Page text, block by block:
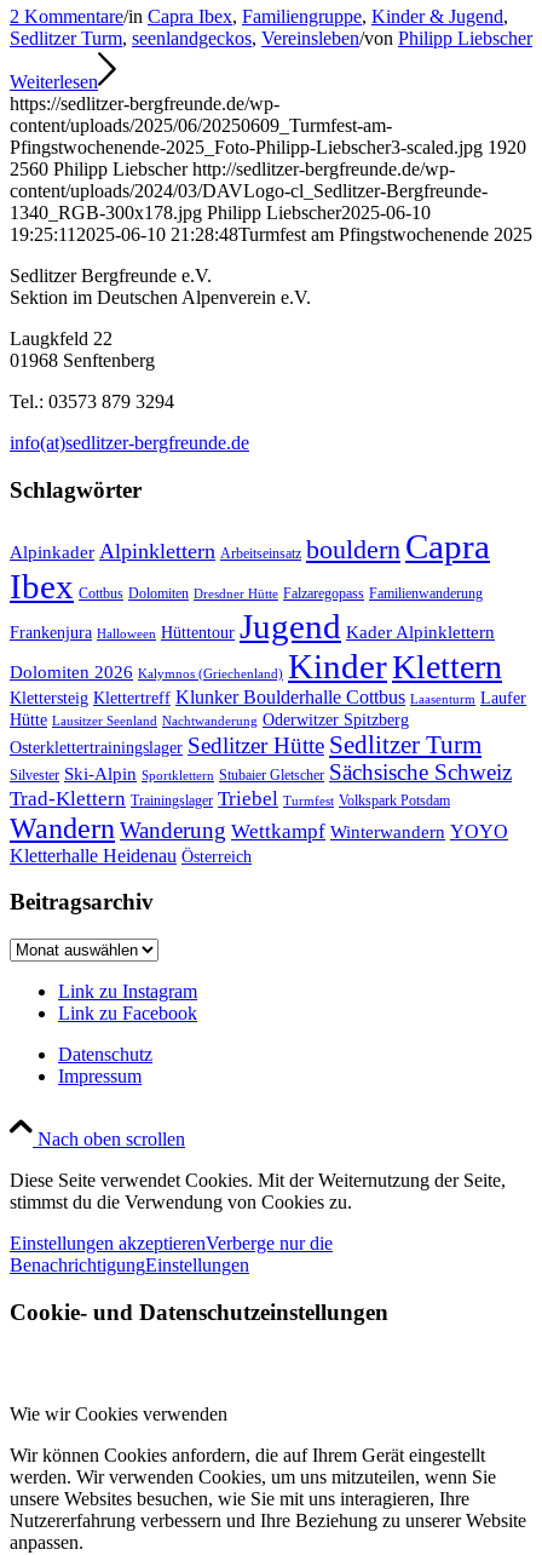
2 Kommentare/in Capra Ibex, Familiengruppe, Kinder & Jugend,
Sedlitzer Turm, seenlandgeckos, Vereinsleben/von Philipp Liebscher
Weiterlesen
https://sedlitzer-bergfreunde.de/wp-
content/uploads/2025/06/20250609_Turmfest-am-
Pfingstwochenende-2025_Foto-Philipp-Liebscher3-scaled.jpg 1920
2560 Philipp Liebscher http://sedlitzer-bergfreunde.de/wp-
content/uploads/2024/03/DAVLogo-cl_Sedlitzer-Bergfreunde-
1340_RGB-300x178.jpg Philipp Liebscher2025-06-10
19:25:11 2025-06-10 21:28:48Turmfest am Pfingstwochenende 2025
Sedlitzer Bergfreunde e.V.
Sektion im Deutschen Alpenverein e.V.
Laugkfeld 22
01968 Senftenberg
Tel.: 03573 879 3294
info(at)sedlitzer-bergfreunde.de
Schlagwörter
Alpinkader Alpinklettern Arbeitseinsatz bouldern Capra
Ibex Cottbus Dolomiten Dresdner Hütte Falzaregopass Familienwanderung
Frankenjura Halloween Hüttentour Jugend Kader Alpinklettern
Dolomiten 2026 Kalymnos (Griechenland) KinderKlettern
Klettersteig Klettertreff Klunker Boulderhalle Cottbus Laasenturm Laufer
Hütte Lausitzer Seenland Nachtwanderung Oderwitzer Spitzberg
Osterklettertrainingslager Sedlitzer Hütte Sedlitzer Turm
Silvester Ski-Alpin Sportklettern Stubaier Gletscher Sächsische Schweiz
Trad-Klettern Trainingslager Triebel Turmfest Volkspark Potsdam
Wandern Wanderung Wettkampf Winterwandern YOYO
Kletterhalle Heidenau Österreich
Beitragsarchiv
Beitragsarchiv
Link zu Instagram
Link zu Facebook
Datenschutz
Impressum
Nach oben scrollen
Diese Seite verwendet Cookies. Mit der Weiternutzung der Seite,
stimmst du die Verwendung von Cookies zu.
Einstellungen akzeptierenVerberge nur die
BenachrichtigungEinstellungen
Cookie- und Datenschutzeinstellungen
Wie wir Cookies verwenden
Wir können Cookies anfordern, die auf Ihrem Gerät eingestellt
werden. Wir verwenden Cookies, um uns mitzuteilen, wenn Sie
unsere Websites besuchen, wie Sie mit uns interagieren, Ihre
Nutzererfahrung verbessern und Ihre Beziehung zu unserer Website
anpassen.